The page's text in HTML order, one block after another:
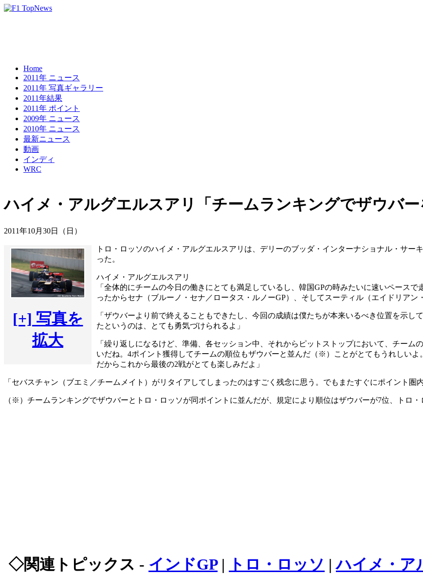
Home
2011年 ニュース
2011年 写真ギャラリー
2011年結果
2011年 ポイント
2009年 ニュース
2010年 ニュース
最新ニュース
動画
インディ
WRC
ハイメ・アルグエルスアリ「チームランキングでザウバー
2011年10月30日（日）
[+] 写真を
拡大
トロ・ロッソのハイメ・アルグエルスアリは、デリーのブッダ・インターナショナル・サー
った。
ハイメ・アルグエルスアリ
「全体的にチームの今日の働きにとても満足しているし、韓国GPの時みたいに速いペース
ったからセナ（ブルーノ・セナ／ロータス・ルノーGP）、そしてスーティル（エイドリアン
「ザウバーより前で終えることもできたし、今回の成績は僕たちが本来いるべき位置を示し
たというのは、とても勇気づけられるよ」
「繰り返しになるけど、準備、各セッション中、それからピットストップにおいて、チー
いだね。4ポイント獲得してチームの順位もザウバーと並んだ（※）ことがとてもうれしいよ
だからこれから最後の2戦がとても楽しみだよ」
「セバスチャン（ブエミ／チームメイト）がリタイアしてしまったのはすごく残念に思う。でもまたすぐにポイント圏
（※）チームランキングでザウバーとトロ・ロッソが同ポイントに並んだが、規定により順位はザウバーが7位、トロ・
◇関連トピックス - インドGP| トロ・ロッソ |ハイメ・ア